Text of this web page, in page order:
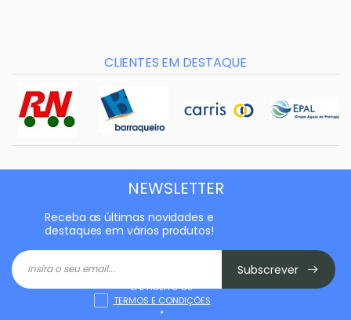
CLIENTES EM DESTAQUE
NEWSLETTER
Receba as últimas novidades e
destaques em vários produtos!
Subscrever
LI E ACEITO OS
TERMOS E CONDIÇÕES
*